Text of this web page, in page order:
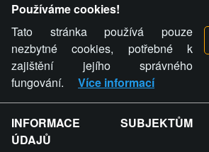
videa a komentáře. Osoba, které se toto
stránky týče, ani osoba, která umístila
stránku, nemůže z důvodu odstranění
komentáře pro výše uvedenou
provozovateli stránky žádný nárok na
nemajetkové újmy.
ZVRÁCENÝ.CZ - Svět není
Používáme cookies!
Tato stránka používá pouze
nezbytné cookies, potřebné k
zajištění jejího správného
fungování.
Více informací
INFORMACE SUBJEKTŮM
ÚDAJŮ